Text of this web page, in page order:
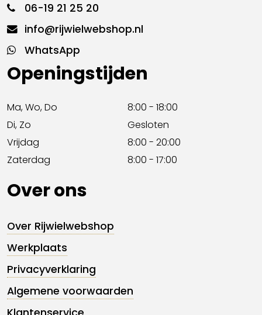
06-19 21 25 20
info@rijwielwebshop.nl
WhatsApp
Openingstijden
Ma, Wo, Do
8:00 - 18:00
Di, Zo
Gesloten
Vrijdag
8:00 - 20:00
Zaterdag
8:00 - 17:00
Over ons
Over Rijwielwebshop
Werkplaats
Privacyverklaring
Algemene voorwaarden